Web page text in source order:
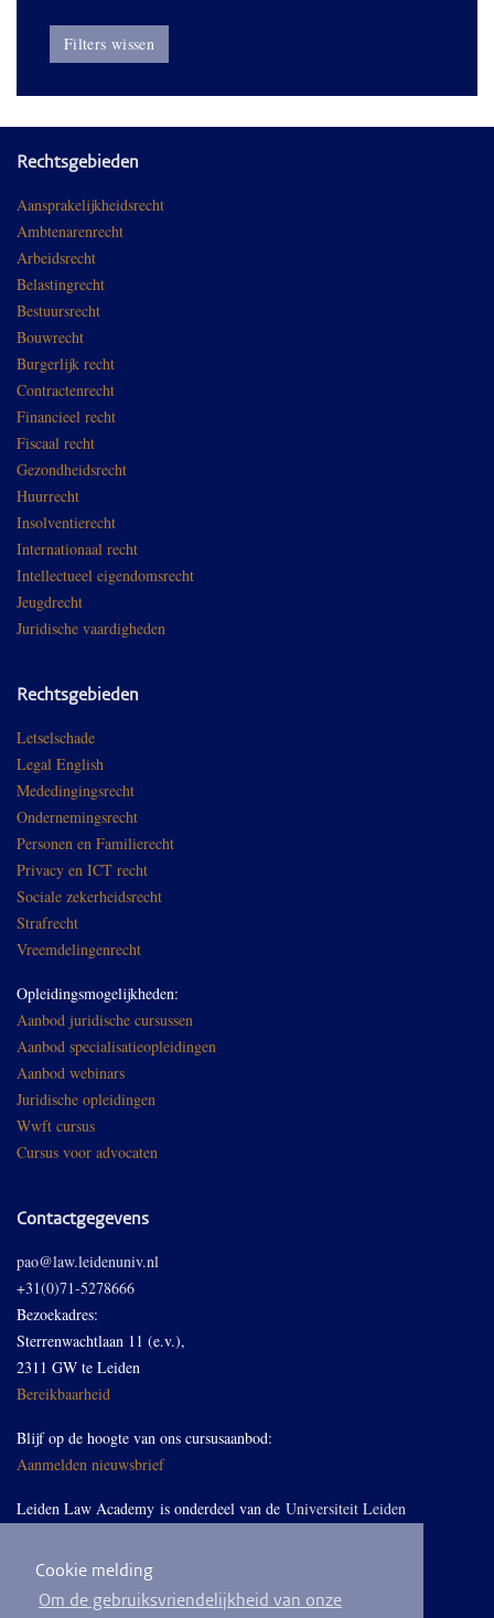
Cookie melding
Om de gebruiksvriendelijkheid van onze
Filters wissen
Rechtsgebieden
Aansprakelijkheidsrecht
Ambtenarenrecht
Arbeidsrecht
Belastingrecht
Bestuursrecht
Bouwrecht
Burgerlijk recht
Contractenrecht
Financieel recht
Fiscaal recht
Gezondheidsrecht
Huurrecht
Insolventierecht
Internationaal recht
Intellectueel eigendomsrecht
Jeugdrecht
Juridische vaardigheden
Rechtsgebieden
Letselschade
Legal English
Mededingingsrecht
Ondernemingsrecht
Personen en Familierecht
Privacy en ICT recht
Sociale zekerheidsrecht
Strafrecht
Vreemdelingenrecht
Opleidingsmogelijkheden:
Aanbod juridische cursussen
Aanbod specialisatieopleidingen
Aanbod webinars
Juridische opleidingen
Wwft cursus
Cursus voor advocaten
Contactgegevens
pao@law.leidenuniv.nl
+31(0)71-5278666
Bezoekadres:
Sterrenwachtlaan 11 (e.v.),
2311 GW te Leiden
Bereikbaarheid
Blijf op de hoogte van ons cursusaanbod:
Aanmelden nieuwsbrief
Leiden Law Academy is onderdeel van de Universiteit Leiden
Volg ons op LinkedIn